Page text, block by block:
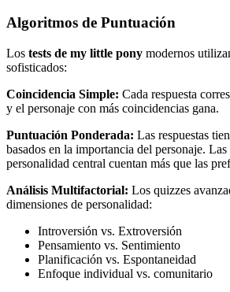
Algoritmos de Puntuación
Los tests de my little pony modernos
sofisticados:
Coincidencia Simple: Cada respuesta
y el personaje con más coincidencias gana.
Puntuación Ponderada: Las respuestas
basados en la importancia del personaje. Las
personalidad central cuentan más que las
Análisis Multifactorial: Los quizzes
dimensiones de personalidad:
Introversión vs. Extroversión
Pensamiento vs. Sentimiento
Planificación vs. Espontaneidad
Enfoque individual vs. comunitario